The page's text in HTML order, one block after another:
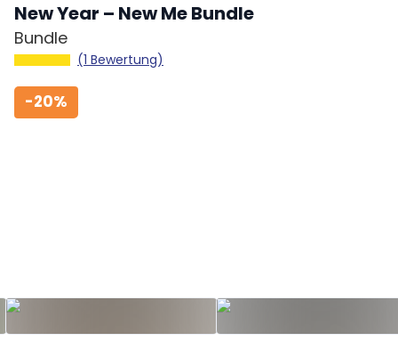
New Year – New Me Bundle
Bundle
(1 Bewertung)
-20%